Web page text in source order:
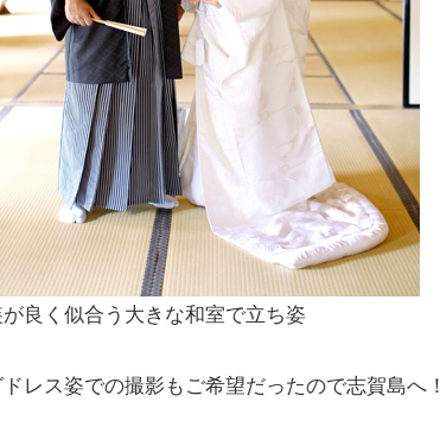
良く似合う大きな和室で立ち姿
レス姿での撮影もご希望だったので志賀島へ！